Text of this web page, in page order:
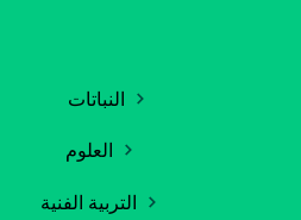
النباتات
العلوم
التربية الفنية